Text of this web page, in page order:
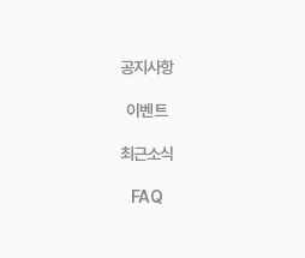
공지사항
이벤트
최근소식
FAQ